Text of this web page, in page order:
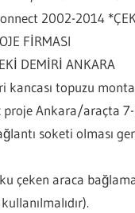
2002-2014
FİRMASI
DEMİRİ ANKARA
kancası topuzu
proje Ankara/araçta
soketi olması
çeken araca